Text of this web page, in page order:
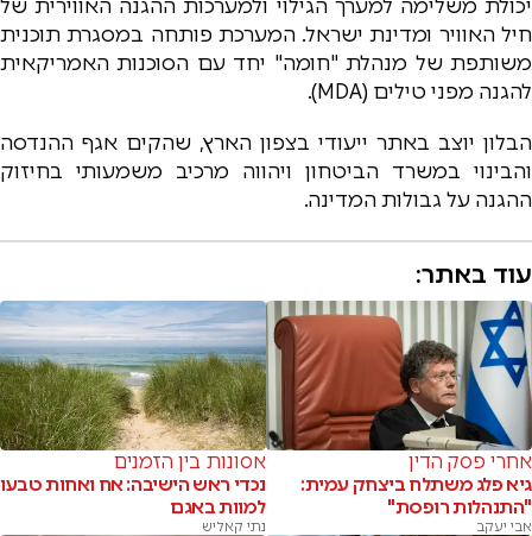
יכולת משלימה למערך הגילוי ולמערכות ההגנה האווירית של
חיל האוויר ומדינת ישראל. המערכת פותחה במסגרת תוכנית
משותפת של מנהלת "חומה" יחד עם הסוכנות האמריקאית
להגנה מפני טילים (MDA).
הבלון יוצב באתר ייעודי בצפון הארץ, שהקים אגף ההנדסה
והבינוי במשרד הביטחון ויהווה מרכיב משמעותי בחיזוק
ההגנה על גבולות המדינה.
עוד באתר:
אחרי פסק הדין
גיא פלג משתלח ביצחק עמית:
"התנהלות רופסת"
אבי יעקב
אסונות בין הזמנים
נכדי ראש הישיבה: אח ואחות טבעו
למוות באגם
נתי קאליש